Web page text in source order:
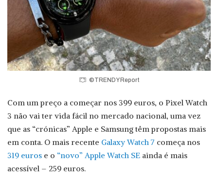
©TRENDY Report
Com um preço a começar nos 399 euros, o Pixel Watch
3 não vai ter vida fácil no mercado nacional, uma vez
que as “crónicas” Apple e Samsung têm propostas mais
em conta. O mais recente Galaxy Watch 7 começa nos
319 euros e o “novo” Apple Watch SE ainda é mais
acessível – 259 euros.